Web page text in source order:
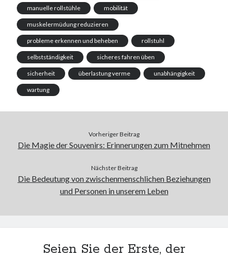
manuelle rollstühle mobilität
muskelermüdung reduzieren
probleme erkennen und beheben rollstuhl
selbstständigkeit sicheres fahren üben
sicherheit überlastung verme unabhängigkeit
wartung
Vorheriger Beitrag
Die Magie der Souvenirs: Erinnerungen zum Mitnehmen
Nächster Beitrag
Die Bedeutung von zwischenmenschlichen Beziehungen
und Personen in unserem Leben
Seien Sie der Erste, der